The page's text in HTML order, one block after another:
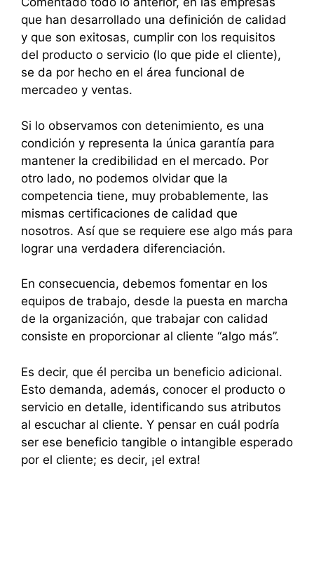
que han desarrollado una definición de calidad
y que son exitosas, cumplir con los requisitos
del producto o servicio (lo que pide el cliente),
se da por hecho en el área funcional de
mercadeo y ventas.
Si lo observamos con detenimiento, es una
condición y representa la única garantía para
mantener la credibilidad en el mercado. Por
otro lado, no podemos olvidar que la
competencia tiene, muy probablemente, las
mismas certificaciones de calidad que
nosotros. Así que se requiere ese algo más para
lograr una verdadera diferenciación.
En consecuencia, debemos fomentar en los
equipos de trabajo, desde la puesta en marcha
de la organización, que trabajar con calidad
consiste en proporcionar al cliente “algo más”.
Es decir, que él perciba un beneficio adicional.
Esto demanda, además, conocer el producto o
servicio en detalle, identificando sus atributos
al escuchar al cliente. Y pensar en cuál podría
ser ese beneficio tangible o intangible esperado
por el cliente; es decir, ¡el extra!